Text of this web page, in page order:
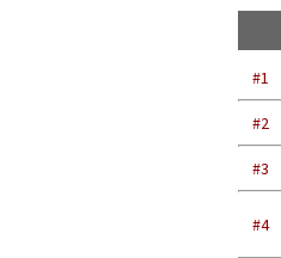
#1
#2
#3
#4